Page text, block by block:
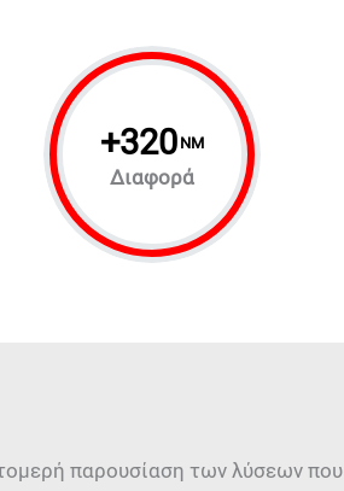
+320 NM
Διαφορά
παρουσίαση των λύσεων που